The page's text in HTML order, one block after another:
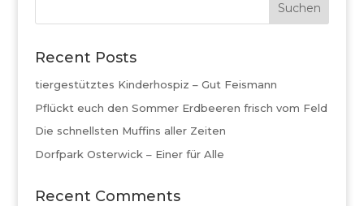
Suchen
Recent Posts
tiergestütztes Kinderhospiz – Gut Feismann
Pflückt euch den Sommer Erdbeeren frisch vom Feld
Die schnellsten Muffins aller Zeiten
Dorfpark Osterwick – Einer für Alle
Recent Comments